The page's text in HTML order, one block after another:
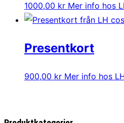
1000,00 kr Mer info hos
Presentkort
900,00 kr Mer info hos